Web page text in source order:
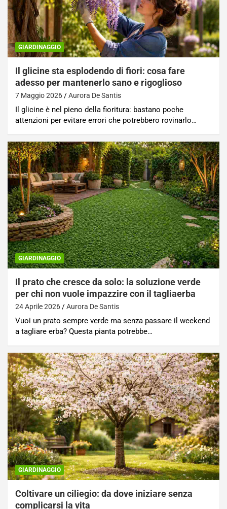
GIARDINAGGIO
Il glicine sta esplodendo di fiori: cosa fare
adesso per mantenerlo sano e rigoglioso
7 Maggio 2026 Aurora De Santis
Il glicine è nel pieno della fioritura: bastano poche
attenzioni per evitare errori che potrebbero rovinarlo…
GIARDINAGGIO
Il prato che cresce da solo: la soluzione verde
per chi non vuole impazzire con il tagliaerba
24 Aprile 2026 Aurora De Santis
Vuoi un prato sempre verde ma senza passare il weekend
a tagliare erba? Questa pianta potrebbe…
GIARDINAGGIO
Coltivare un ciliegio: da dove iniziare senza
complicarsi la vita